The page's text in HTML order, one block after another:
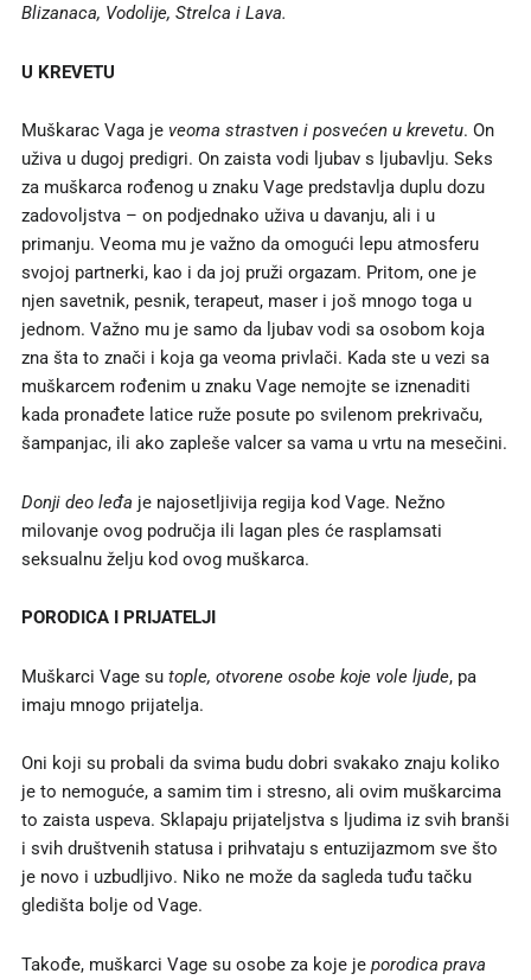
Blizanaca, Vodolije, Strelca i Lava.
U KREVETU
Muškarac Vaga je veoma strastven i posvećen u krevetu. On
uživa u dugoj predigri. On zaista vodi ljubav s ljubavlju. Seks
za muškarca rođenog u znaku Vage predstavlja duplu dozu
zadovoljstva – on podjednako uživa u davanju, ali i u
primanju. Veoma mu je važno da omogući lepu atmosferu
svojoj partnerki, kao i da joj pruži orgazam. Pritom, one je
njen savetnik, pesnik, terapeut, maser i još mnogo toga u
jednom. Važno mu je samo da ljubav vodi sa osobom koja
zna šta to znači i koja ga veoma privlači. Kada ste u vezi sa
muškarcem rođenim u znaku Vage nemojte se iznenaditi
kada pronađete latice ruže posute po svilenom prekrivaču,
šampanjac, ili ako zapleše valcer sa vama u vrtu na mesečini.
Donji deo leđa je najosetljivija regija kod Vage. Nežno
milovanje ovog područja ili lagan ples će rasplamsati
seksualnu želju kod ovog muškarca.
PORODICA I PRIJATELJI
Muškarci Vage su tople, otvorene osobe koje vole ljude, pa
imaju mnogo prijatelja.
Oni koji su probali da svima budu dobri svakako znaju koliko
je to nemoguće, a samim tim i stresno, ali ovim muškarcima
to zaista uspeva. Sklapaju prijateljstva s ljudima iz svih branši
i svih društvenih statusa i prihvataju s entuzijazmom sve što
je novo i uzbudljivo. Niko ne može da sagleda tuđu tačku
gledišta bolje od Vage.
Takođe, muškarci Vage su osobe za koje je porodica prava